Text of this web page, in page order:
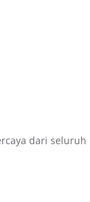
dari seluruh